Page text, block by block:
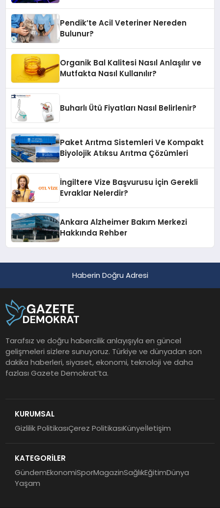
Pendik’te Acil Veteriner Nereden
Bulunur?
Organik Bal Kalitesi Nasıl Anlaşılır ve
Mutfakta Nasıl Kullanılır?
Buharlı Ütü Fiyatları Nasıl Belirlenir?
Paket Arıtma Sistemleri Ve Kompakt
Biyolojik Atıksu Arıtma Çözümleri
İngiltere Vize Başvurusu İçin Gerekli
Evraklar Nelerdir?
Ankara Alzheimer Bakım Merkezi
Hakkında Rehber
Haberin Doğru Adresi
Tarafsız ve doğru habercilik anlayışıyla en güncel
gelişmeleri sizlere sunuyoruz. Türkiye ve dünyadan son
dakika haberleri, siyaset, ekonomi, teknoloji ve daha
fazlası Gazete Demokrat’ta.
KURUMSAL
Gizlilik PolitikasıÇerez PolitikasıKünyeİletişim
KATEGORİLER
GündemEkonomiSporMagazinSağlıkEğitimDünya
Yaşam